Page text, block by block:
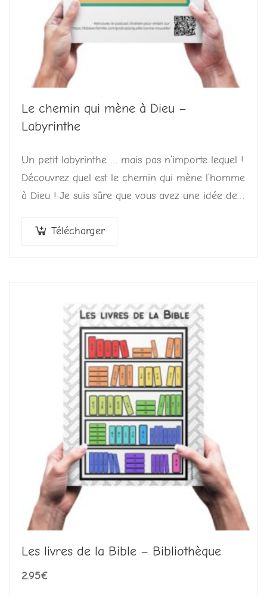
Le chemin qui mène à Dieu –
Labyrinthe
Un petit labyrinthe … mais pas n’importe lequel !
Découvrez quel est le chemin qui mène l’homme
à Dieu ! Je suis sûre que vous avez une idée de…
Télécharger
Les livres de la Bible – Bibliothèque
2.95€